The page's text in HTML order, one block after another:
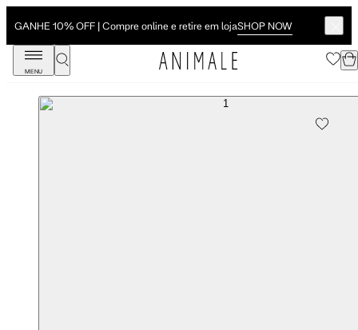
GANHE 10% OFF | Compre online e retire em lojaSHOP NOW
MENU